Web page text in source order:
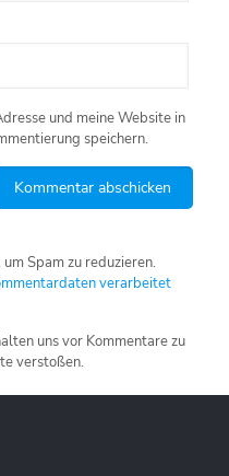
und meine Website in
speichern.
Spam zu reduzieren.
verarbeitet
uns vor Kommentare zu
verstoßen.